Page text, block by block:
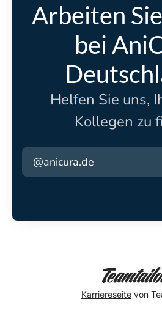
Arbeiten
bei
Helfen Sie uns,
Kollegen zu
@anicura.de
Karriereseite von